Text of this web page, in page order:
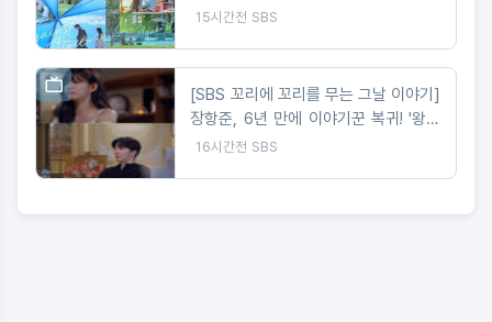
벌 플랫폼 서비스 확정
15시간전 SBS
[SBS 꼬리에 꼬리를 무는 그날 이야기]
장항준, 6년 만에 이야기꾼 복귀! '왕사
남' 감독이 직접 들려주는 '단종 이야기'
16시간전 SBS